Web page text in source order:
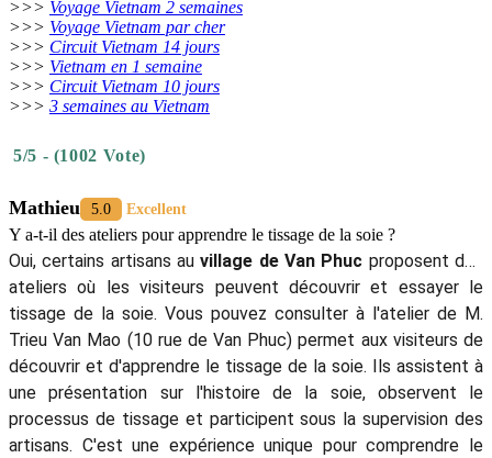
>>> Voyage Vietnam 2 semaines
>>> Voyage Vietnam par cher
>>> Circuit Vietnam 14 jours
>>> Vietnam en 1 semaine
>>> Circuit Vietnam 10 jours
>>> 3 semaines au Vietnam
5/5 - (1002 Vote)
Mathieu 5.0 Excellent
Y a-t-il des ateliers pour apprendre le tissage de la soie ?
Oui, certains artisans auvillage de Van Phuc proposent des
ateliers où les visiteurs peuvent découvrir et essayer le
tissage de la soie. Vous pouvez consulter à l'atelier de M.
Trieu Van Mao (10 rue de Van Phuc) permet aux visiteurs de
découvrir et d'apprendre le tissage de la soie. Ils assistent à
une présentation sur l'histoire de la soie, observent le
processus de tissage et participent sous la supervision des
artisans. C'est une expérience unique pour comprendre le